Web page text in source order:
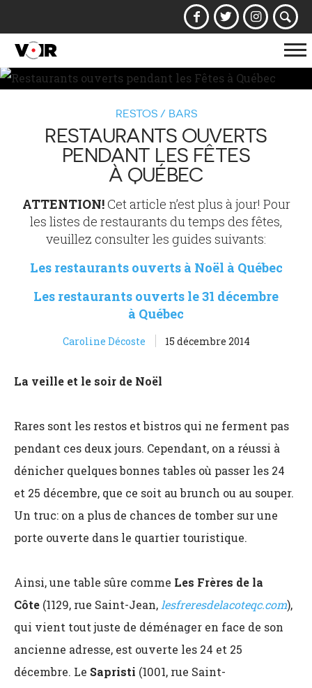
la
RESTOS / BARS
RESTAURANTS OUVERTS
PENDANT LES FÊTES
À QUÉBEC
ATTENTION!Cet article n’est plus à jour! Pour
les listes de restaurants du temps des fêtes,
veuillez consulter les guides suivants:
Les restaurants ouverts à Noël à Québec
Les restaurants ouverts le 31 décembre
à Québec
Caroline Décoste 15 décembre 2014
La veille et le soir de Noël
Rares sont les restos et bistros qui ne ferment pas
pendant ces deux jours. Cependant, on a réussi à
dénicher quelques bonnes tables où passer les 24
et 25 décembre, que ce soit au brunch ou au souper.
Un truc: on a plus de chances de tomber sur une
porte ouverte dans le quartier touristique.
Ainsi, une table sûre comme Les Frères de la
Côte (1129, rue Saint-Jean, lesfreresdelacoteqc.com),
qui vient tout juste de déménager en face de son
ancienne adresse, est ouverte les 24 et 25
décembre. Le Sapristi (1001, rue Saint-